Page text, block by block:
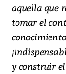
aquella que
tomar el
y construir